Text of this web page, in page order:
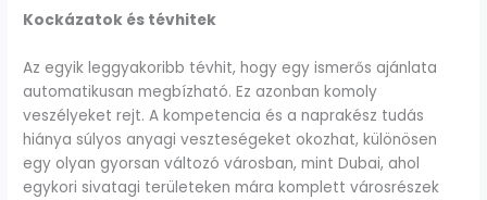
Kockázatok és tévhitek
Az egyik leggyakoribb tévhit, hogy egy ismerős ajánlata
automatikusan megbízható. Ez azonban komoly
veszélyeket rejt. A kompetencia és a naprakész tudás
hiánya súlyos anyagi veszteségeket okozhat, különösen
egy olyan gyorsan változó városban, mint Dubai, ahol
egykori sivatagi területeken mára komplett városrészek